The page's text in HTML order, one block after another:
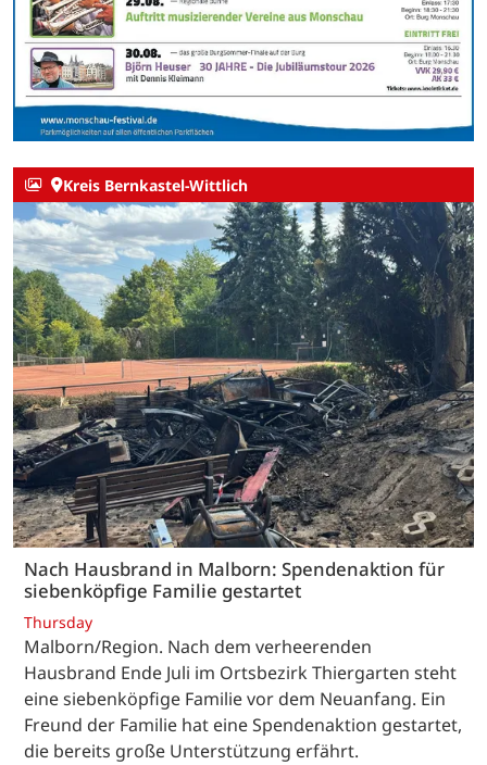
Kreis Bernkastel-Wittlich
Nach Hausbrand in Malborn: Spendenaktion für
siebenköpfige Familie gestartet
Thursday
Malborn/Region. Nach dem verheerenden
Hausbrand Ende Juli im Ortsbezirk Thiergarten steht
eine siebenköpfige Familie vor dem Neuanfang. Ein
Freund der Familie hat eine Spendenaktion gestartet,
die bereits große Unterstützung erfährt.